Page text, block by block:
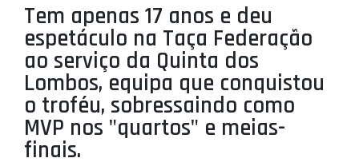
Tem apenas 17 anos e deu
espetáculo na Taça Federação
ao serviço da Quinta dos
Lombos, equipa que conquistou
o troféu, sobressaindo como
MVP nos "quartos" e meias-
finais.